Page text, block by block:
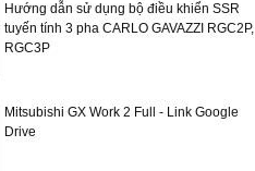
29
Hướng dẫn sử dụng bộ điều khiển SSR
tuyến tính 3 pha CARLO GAVAZZI RGC2P,
RGC3P
Mitsubishi GX Work 2 Full - Link Google
Drive